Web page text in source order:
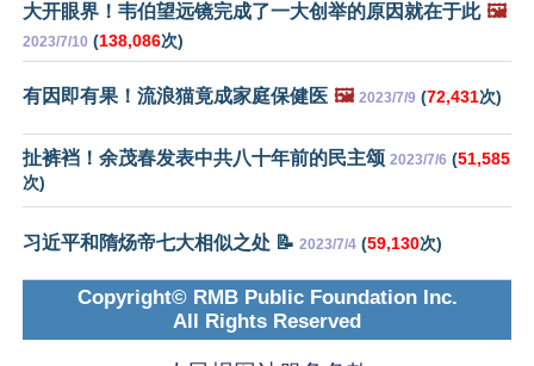
大开眼界！韦伯望远镜完成了一大创举的原因就在于此 🖼️
2023/7/10 (138,086次)
有因即有果！流浪猫竟成家庭保健医 🖼️ 2023/7/9 (72,431次)
扯裤裆！余茂春发表中共八十年前的民主颂 2023/7/6 (51,585
次)
习近平和隋炀帝七大相似之处 📝 2023/7/4 (59,130次)
Copyright© RMB Public Foundation Inc.
All Rights Reserved